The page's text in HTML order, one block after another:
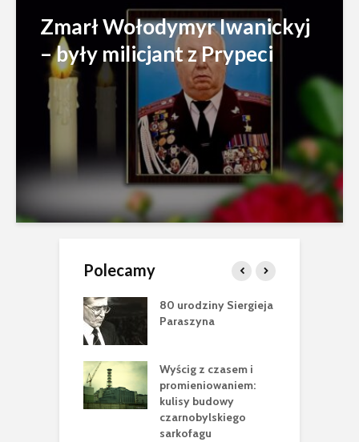
Zmarł Wołodymyr Iwanickyj
– były milicjant z Prypeci
Polecamy
80 urodziny Siergieja
Paraszyna
Wyścig z czasem i
promieniowaniem:
kulisy budowy
czarnobylskiego
sarkofagu